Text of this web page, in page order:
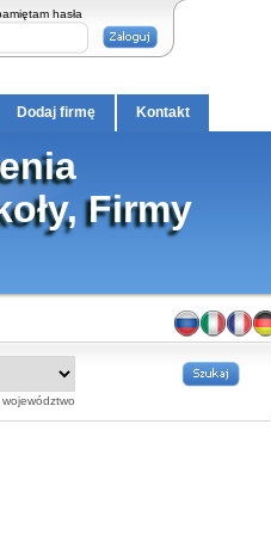
hasła
Dodaj firmę Kontakt
Firmy
województwo